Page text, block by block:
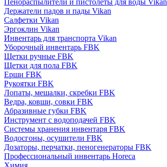
Пенораспылители и пистолеты для воды Vikan
Держатели падов и пады Vikan
Салфетки Vikan
Эргоклин Vikan
Инвентарь для транспорта Vikan
Уборочный инвентарь FBK
Щетки ручные FBK
Щетки для пола FBK
Ерши FBK
Рукоятки FBK
Лопаты, мешалки, скребки FBK
Ведра, ковши, совки FBK
Абразивные губки FBK
Инструмент с водоподачей FBK
Системы хранения инвентаря FBK
Водосгоны, осушители FBK
Дозаторы, перчатки, пеногенераторы FBK
Профессиональный инвентарь Horeca
Химия